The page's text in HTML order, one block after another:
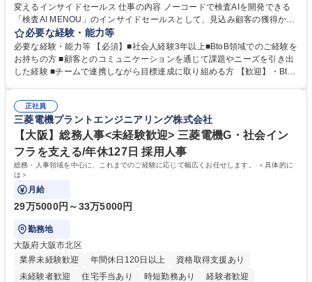
変えるインサイドセールス 仕事の内容 ノーコードで検査AIを開発できる
「検査AI MENOU」のインサイドセールスとして、見込み顧客の獲得から
商談機会の創出までを担っていただきます。マーケティングとフィールド
セールスをつなぐ役割として、 適切なタイミングで顧客とコミュニケーシ
ョンを取りながら、受注につながる商談機会の最大化を目指します。 【具
体的な仕事内容】 リードへの電話・メールによるアプローチ/リードナー
実行/フィールドセールスへの案件連携 募集職種 ★【未経験歓迎】AIで製
造業の未来を変えるインサイドセールス
必要な経験・能力等
必要な経験・能力等 【必須】■社会人経験3年以上■BtoB領域でのご経験を
お持ちの方 ■顧客とのコミュニケーションを通じて課題やニーズを引き出
した経験 ■チームで連携しながら目標達成に取り組める方 【歓迎】・BtoB
企画・実行経験 ・CRM・リードナーチャリングに関する知見 ・データを
もとに営業プロセスを改善した経験 学歴・資格 学歴：大学院 大学 高専 短
大 専修学校 高校 語学力： 資格：
正社員
三菱電機プラントエンジニアリング株式会社
【大阪】総務人事<未経験歓迎> 三菱電機G・社会イン
フラを支える/年休127日 採用人事
総務・人事領域を中心に、これまでのご経験に応じて幅広くお任せします。 ＜具体的に
は＞
月給
29万5000円～33万5000円
勤務地
大阪府大阪市北区
業界未経験歓迎
年間休日120日以上
資格取得支援あり
未経験者歓迎
住宅手当あり 時短勤務あり
経験者歓迎